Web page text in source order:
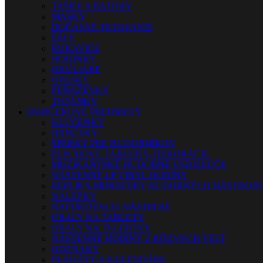
TAŠKY A BATOHY
MASKY
DOČASNÉ TETOVANIE
ŠÁLY
RUKAVICE
HODINKY
OKULIARE
OPASKY
PEŇAŽENKY
TOPÁNKY
DARČEKOVÉ PREDMETY
KĽÚČENKY
HRNČEKY
ŠPERKY PRE HUDOBNÍKOV
PLECHOVÉ TABUĽKY, DEKORÁCIE
MUZIKANTSKÉ HUDOBNÉ USB KĽÚČE
NÁSTENNÉ LP VINYL HODINY
REPLIKY-MINIATÚRY HUDOBNÝCH
NÁLEPKY
NAFUKOVACIE NÁSTROJE
OBALY NA TABLETY
OBALY NA TELEFÓNY
NÁSTENNÉ HODINY Z RÔZNYCH VECÍ
ODZNAKY
PLAGÁTY A KALENDÁRE